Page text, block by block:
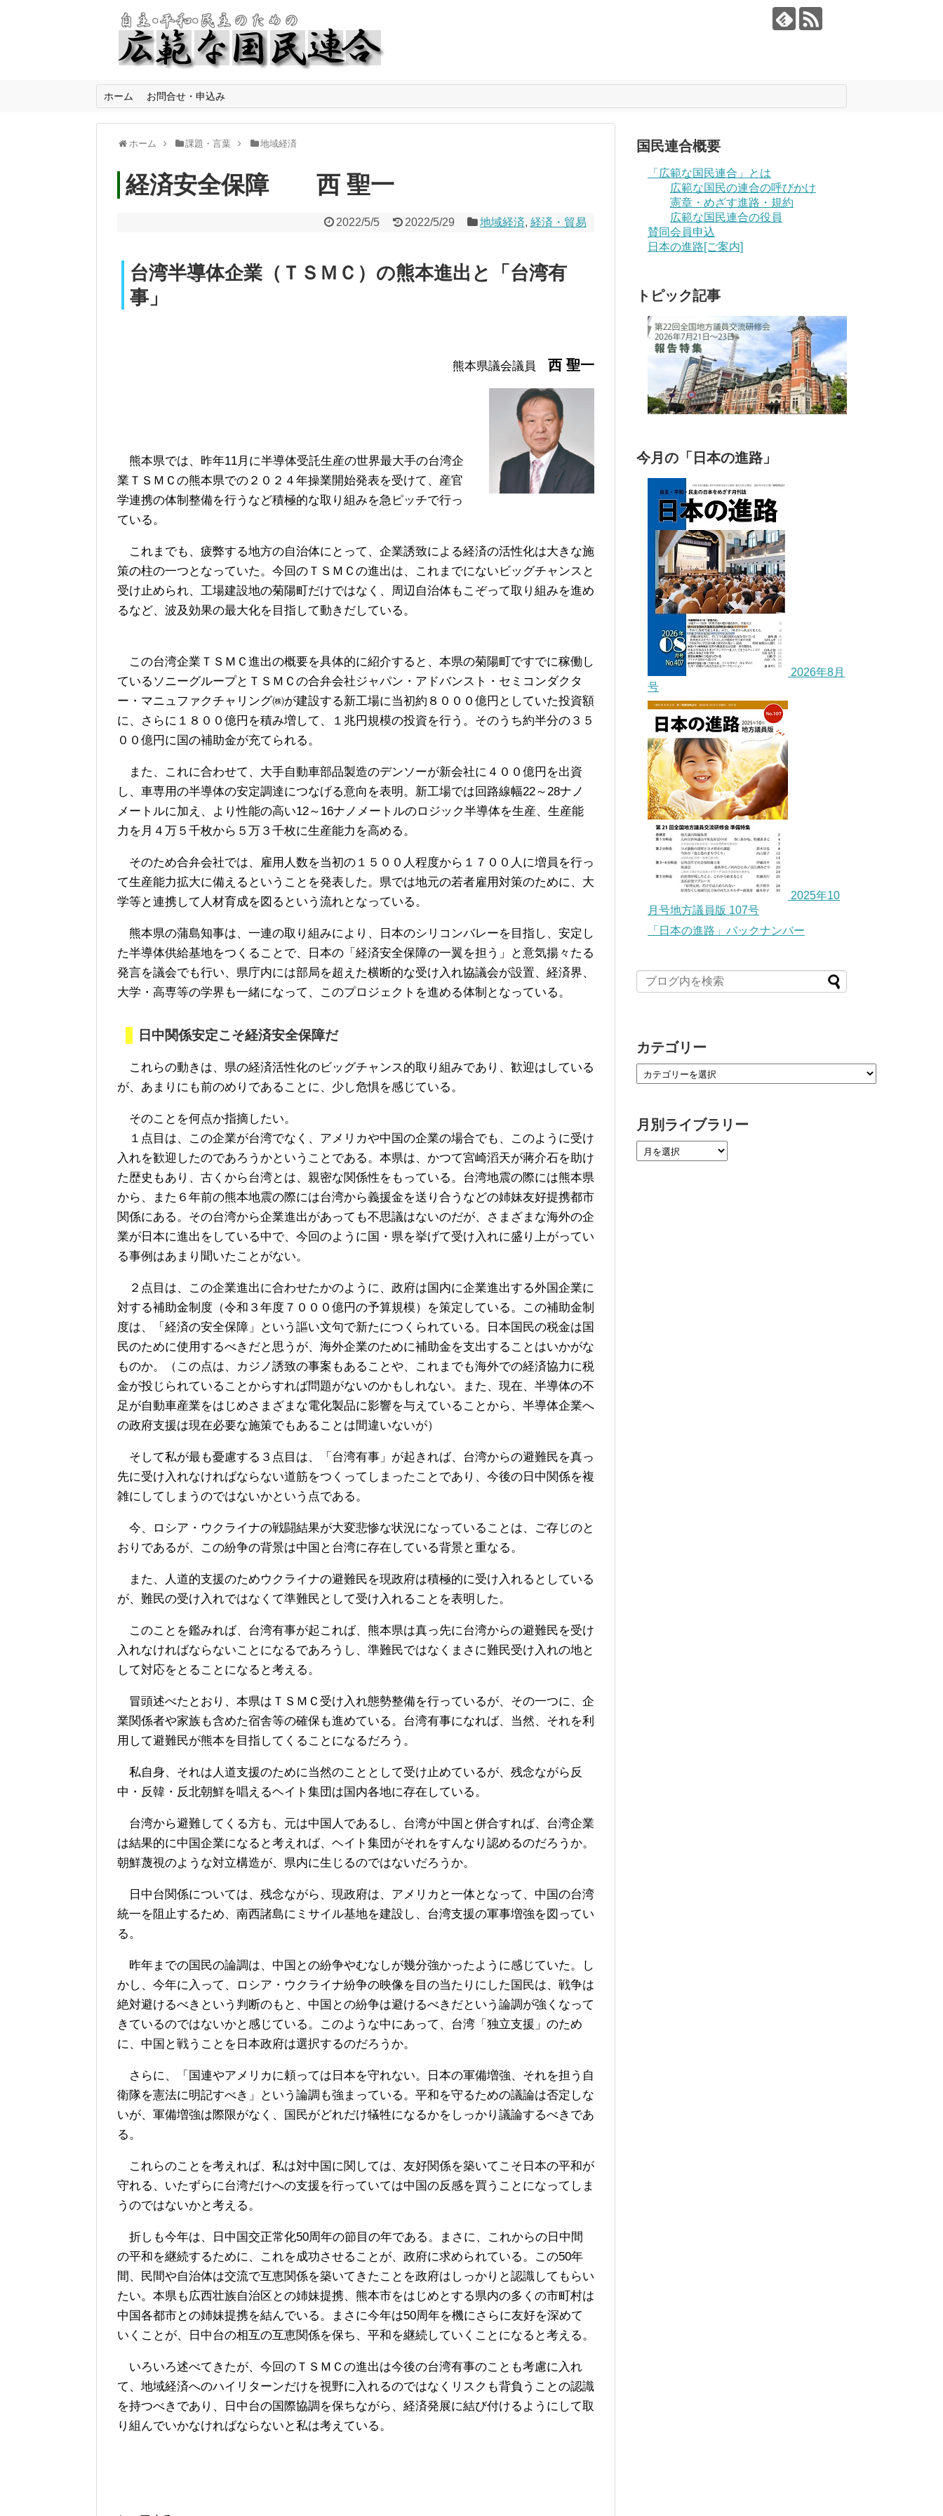
ホーム お問合せ・申込み
ホーム 課題・言葉 地域経済
経済安全保障 西 聖一
2022/5/5 2022/5/29 地域経済, 経済・貿易
台湾半導体企業（ＴＳＭＣ）の熊本進出と「台湾有
事」
熊本県議会議員 西 聖一
熊本県では、昨年11月に半導体受託生産の世界最大手の台湾企
業ＴＳＭＣの熊本県での２０２４年操業開始発表を受けて、産官
学連携の体制整備を行うなど積極的な取り組みを急ピッチで行っ
ている。
これまでも、疲弊する地方の自治体にとって、企業誘致による経済の活性化は大きな施
策の柱の一つとなっていた。今回のＴＳＭＣの進出は、これまでにないビッグチャンスと
受け止められ、工場建設地の菊陽町だけではなく、周辺自治体もこぞって取り組みを進め
るなど、波及効果の最大化を目指して動きだしている。
この台湾企業ＴＳＭＣ進出の概要を具体的に紹介すると、本県の菊陽町ですでに稼働し
ているソニーグループとＴＳＭＣの合弁会社ジャパン・アドバンスト・セミコンダクタ
ー・マニュファクチャリング㈱が建設する新工場に当初約８０００億円としていた投資額
に、さらに１８００億円を積み増して、１兆円規模の投資を行う。そのうち約半分の３５
００億円に国の補助金が充てられる。
また、これに合わせて、大手自動車部品製造のデンソーが新会社に４００億円を出資
し、車専用の半導体の安定調達につなげる意向を表明。新工場では回路線幅22～28ナノ
メートルに加え、より性能の高い12～16ナノメートルのロジック半導体を生産、生産能
力を月４万５千枚から５万３千枚に生産能力を高める。
そのため合弁会社では、雇用人数を当初の１５００人程度から１７００人に増員を行っ
て生産能力拡大に備えるということを発表した。県では地元の若者雇用対策のために、大
学等と連携して人材育成を図るという流れとなっている。
熊本県の蒲島知事は、一連の取り組みにより、日本のシリコンバレーを目指し、安定し
た半導体供給基地をつくることで、日本の「経済安全保障の一翼を担う」と意気揚々たる
発言を議会でも行い、県庁内には部局を超えた横断的な受け入れ協議会が設置、経済界、
大学・高専等の学界も一緒になって、このプロジェクトを進める体制となっている。
日中関係安定こそ経済安全保障だ
これらの動きは、県の経済活性化のビッグチャンス的取り組みであり、歓迎はしている
が、あまりにも前のめりであることに、少し危惧を感じている。
そのことを何点か指摘したい。
１点目は、この企業が台湾でなく、アメリカや中国の企業の場合でも、このように受け
入れを歓迎したのであろうかということである。本県は、かつて宮崎滔天が蔣介石を助け
た歴史もあり、古くから台湾とは、親密な関係性をもっている。台湾地震の際には熊本県
から、また６年前の熊本地震の際には台湾から義援金を送り合うなどの姉妹友好提携都市
関係にある。その台湾から企業進出があっても不思議はないのだが、さまざまな海外の企
業が日本に進出をしている中で、今回のように国・県を挙げて受け入れに盛り上がってい
る事例はあまり聞いたことがない。
２点目は、この企業進出に合わせたかのように、政府は国内に企業進出する外国企業に
対する補助金制度（令和３年度７０００億円の予算規模）を策定している。この補助金制
度は、「経済の安全保障」という謳い文句で新たにつくられている。日本国民の税金は国
民のために使用するべきだと思うが、海外企業のために補助金を支出することはいかがな
ものか。（この点は、カジノ誘致の事案もあることや、これまでも海外での経済協力に税
金が投じられていることからすれば問題がないのかもしれない。また、現在、半導体の不
足が自動車産業をはじめさまざまな電化製品に影響を与えていることから、半導体企業へ
の政府支援は現在必要な施策でもあることは間違いないが）
そして私が最も憂慮する３点目は、「台湾有事」が起きれば、台湾からの避難民を真っ
先に受け入れなければならない道筋をつくってしまったことであり、今後の日中関係を複
雑にしてしまうのではないかという点である。
今、ロシア・ウクライナの戦闘結果が大変悲惨な状況になっていることは、ご存じのと
おりであるが、この紛争の背景は中国と台湾に存在している背景と重なる。
また、人道的支援のためウクライナの避難民を現政府は積極的に受け入れるとしている
が、難民の受け入れではなくて準難民として受け入れることを表明した。
このことを鑑みれば、台湾有事が起これば、熊本県は真っ先に台湾からの避難民を受け
入れなければならないことになるであろうし、準難民ではなくまさに難民受け入れの地と
して対応をとることになると考える。
冒頭述べたとおり、本県はＴＳＭＣ受け入れ態勢整備を行っているが、その一つに、企
業関係者や家族も含めた宿舎等の確保も進めている。台湾有事になれば、当然、それを利
用して避難民が熊本を目指してくることになるだろう。
私自身、それは人道支援のために当然のこととして受け止めているが、残念ながら反
中・反韓・反北朝鮮を唱えるヘイト集団は国内各地に存在している。
台湾から避難してくる方も、元は中国人であるし、台湾が中国と併合すれば、台湾企業
は結果的に中国企業になると考えれば、ヘイト集団がそれをすんなり認めるのだろうか。
朝鮮蔑視のような対立構造が、県内に生じるのではないだろうか。
日中台関係については、残念ながら、現政府は、アメリカと一体となって、中国の台湾
統一を阻止するため、南西諸島にミサイル基地を建設し、台湾支援の軍事増強を図ってい
る。
昨年までの国民の論調は、中国との紛争やむなしが幾分強かったように感じていた。し
かし、今年に入って、ロシア・ウクライナ紛争の映像を目の当たりにした国民は、戦争は
絶対避けるべきという判断のもと、中国との紛争は避けるべきだという論調が強くなって
きているのではないかと感じている。このような中にあって、台湾「独立支援」のため
に、中国と戦うことを日本政府は選択するのだろうか。
さらに、「国連やアメリカに頼っては日本を守れない。日本の軍備増強、それを担う自
衛隊を憲法に明記すべき」という論調も強まっている。平和を守るための議論は否定しな
いが、軍備増強は際限がなく、国民がどれだけ犠牲になるかをしっかり議論するべきであ
る。
これらのことを考えれば、私は対中国に関しては、友好関係を築いてこそ日本の平和が
守れる、いたずらに台湾だけへの支援を行っていては中国の反感を買うことになってしま
うのではないかと考える。
折しも今年は、日中国交正常化50周年の節目の年である。まさに、これからの日中間
の平和を継続するために、これを成功させることが、政府に求められている。この50年
間、民間や自治体は交流で互恵関係を築いてきたことを政府はしっかりと認識してもらい
たい。本県も広西壮族自治区との姉妹提携、熊本市をはじめとする県内の多くの市町村は
中国各都市との姉妹提携を結んでいる。まさに今年は50周年を機にさらに友好を深めて
いくことが、日中台の相互の互恵関係を保ち、平和を継続していくことになると考える。
いろいろ述べてきたが、今回のＴＳＭＣの進出は今後の台湾有事のことも考慮に入れ
て、地域経済へのハイリターンだけを視野に入れるのではなくリスクも背負うことの認識
を持つべきであり、日中台の国際協調を保ちながら、経済発展に結び付けるようにして取
り組んでいかなければならないと私は考えている。
国民連合概要
「広範な国民連合」とは
広範な国民の連合の呼びかけ
憲章・めざす進路・規約
広範な国民連合の役員
賛同会員申込
日本の進路[ご案内]
トピック記事
今月の「日本の進路」
2026年8月
号
2025年10
月号地方議員版 107号
「日本の進路」バックナンバー
カテゴリー
月別ライブラリー